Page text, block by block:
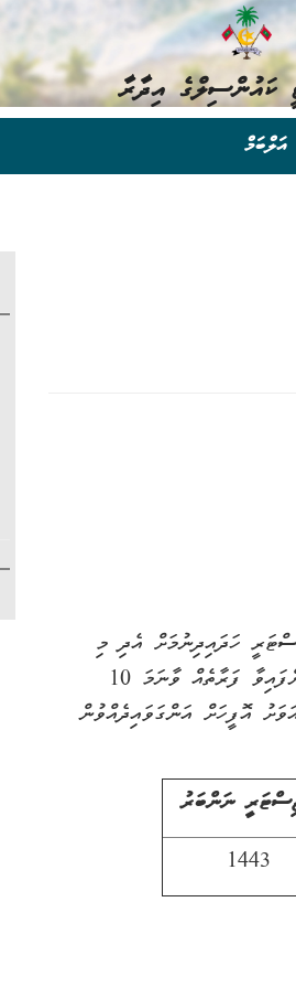
ކައުންސިލްގެ އިދާރާ
ހަދައިދިނުމަށް އެދި މި
އިދާރާއަށް ވަނީ ހުށަހަޅާފައެވެ. ވީމާ، މި ރަޖިސްޓަރީއާއި ގުޅޭ މަޢުލޫމާތެއް ލިބިވަޑައިގެންފައިވާ ފަރާތެއް ވާނަމަ 10
އަވަށު އޮފީހަށް އަންގަވައިދެއްވުން
ނަންބަރު
1443